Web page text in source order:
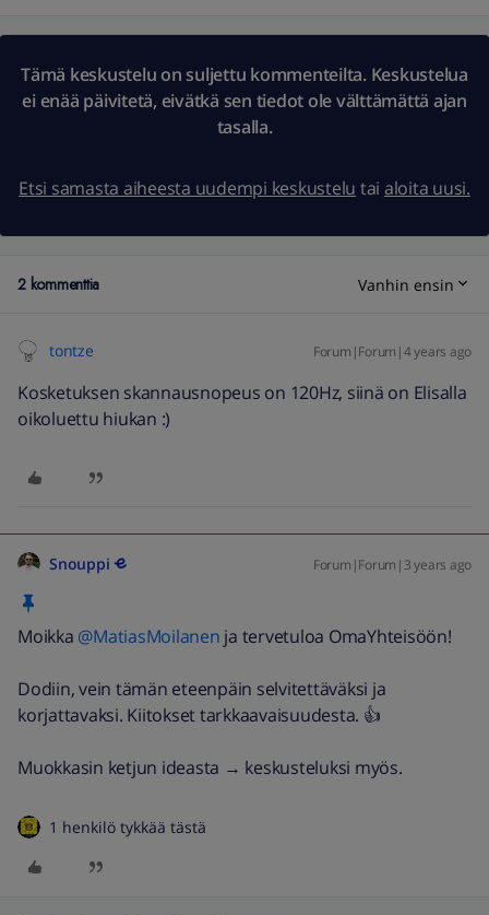
Tämä keskustelu on suljettu kommenteilta. Keskustelua
ei enää päivitetä, eivätkä sen tiedot ole välttämättä ajan
tasalla.
Etsi samasta aiheesta uudempi keskustelu tai aloita uusi.
2 kommenttia Vanhin ensin
tontze Forum|Forum|4 years ago
Kosketuksen skannausnopeus on 120Hz, siinä on Elisalla
oikoluettu hiukan :)
Snouppi Forum|Forum|3 years ago
Moikka @MatiasMoilanen ja tervetuloa OmaYhteisöön!
Dodiin, vein tämän eteenpäin selvitettäväksi ja
korjattavaksi. Kiitokset tarkkaavaisuudesta. 👍
Muokkasin ketjun ideasta → keskusteluksi myös.
1 henkilö tykkää tästä